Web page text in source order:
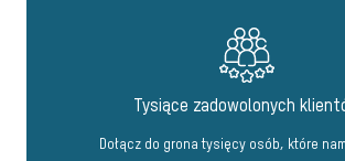
Tysiące zadowolonych
Dołącz do grona tysięcy osób, które